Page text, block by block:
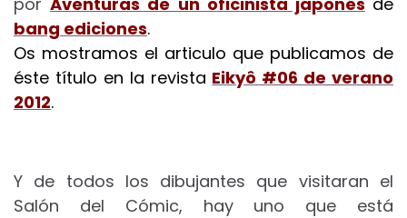
bang ediciones.
Os mostramos el articulo que publicamos de
éste título en la revista Eikyô #06 de verano
2012.
Y de todos los dibujantes que visitaran el
Salón del Cómic, hay uno que está